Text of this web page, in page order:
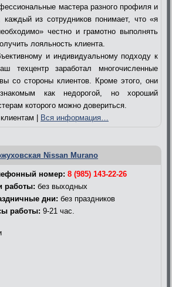
мастера разного профиля и
каждый из сотрудников понимает, что «я
честно и грамотно выполнять
лояльность клиента.
и индивидуальному подходу к
техцентр заработал многочисленные
со стороны клиентов. Кроме этого, они
как недорогой, но хороший
которого можно довериться.
| Вся информация…
Nissan Murano
номер: 8 (985) 143-22-26
работы: без выходных
дни: без праздников
работы: 9-21 час.